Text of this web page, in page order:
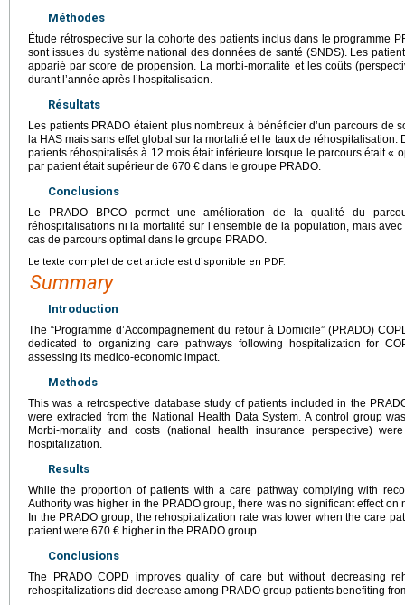
Méthodes
Étude rétrospective sur la cohorte des patients inclus dans le programme
sont issues du système national des données de santé (SNDS). Les
apparié par score de propension. La morbi-mortalité et les coûts
durant l’année après l’hospitalisation.
Résultats
Les patients PRADO étaient plus nombreux à bénéficier d’un parcours de
la HAS mais sans effet global sur la mortalité et le taux de réhospitalisation.
patients réhospitalisés à 12 mois était inférieure lorsque le parcours était «
par patient était supérieur de 670 € dans le groupe PRADO.
Conclusions
Le PRADO BPCO permet une amélioration de la qualité du
réhospitalisations ni la mortalité sur l’ensemble de la population, mais
cas de parcours optimal dans le groupe PRADO.
Le texte complet de cet article est disponible en PDF.
Summary
Introduction
The “Programme d’Accompagnement du retour à Domicile” (PRADO)
dedicated to organizing care pathways following hospitalization for
assessing its medico-economic impact.
Methods
This was a retrospective database study of patients included in the
were extracted from the National Health Data System. A control group
Morbi-mortality and costs (national health insurance perspective)
hospitalization.
Results
While the proportion of patients with a care pathway complying with
Authority was higher in the PRADO group, there was no significant effect
In the PRADO group, the rehospitalization rate was lower when the care
patient were 670 € higher in the PRADO group.
Conclusions
The PRADO COPD improves quality of care but without decreasing
rehospitalizations did decrease among PRADO group patients benefiting